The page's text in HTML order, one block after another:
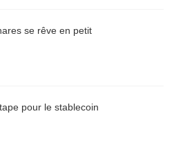
se rêve en petit
pour le stablecoin